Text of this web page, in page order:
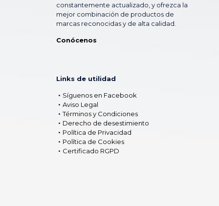
constantemente actualizado, y ofrezca la
mejor combinación de productos de
marcas reconocidas y de alta calidad.
Conócenos
Links de utilidad
Síguenos en Facebook
Aviso Legal
Términos y Condiciones
Derecho de desestimiento
Política de Privacidad
Política de Cookies
Certificado RGPD